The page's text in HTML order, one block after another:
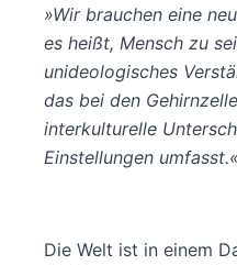
»Wir brauchen eine
es heißt, Mensch zu
unideologisches
das bei den
interkulturelle
Einstellungen umfasst.«
Die Welt ist in einem